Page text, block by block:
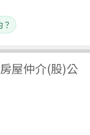
屋仲介(股)公